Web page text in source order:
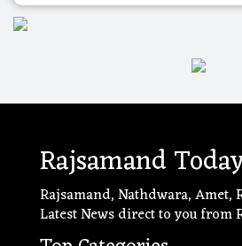
Rajsamand
Rajsamand, Nathdwara, Amet,
Latest News direct to you from